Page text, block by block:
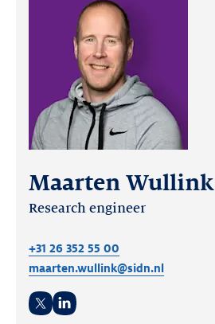
Maarten Wullink
Research engineer
+31 26 352 55 00
maarten.wullink@sidn.nl